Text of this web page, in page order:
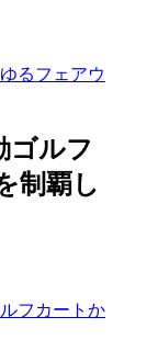
ゴルフ
制覇し